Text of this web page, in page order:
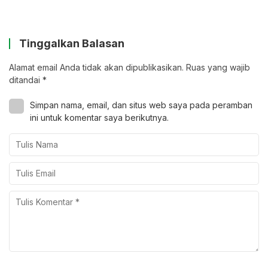
Tinggalkan Balasan
Alamat email Anda tidak akan dipublikasikan. Ruas yang wajib
ditandai *
Simpan nama, email, dan situs web saya pada peramban
ini untuk komentar saya berikutnya.